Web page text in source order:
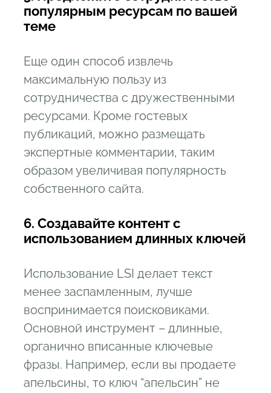
популярным ресурсам по вашей
теме
Еще один способ извлечь
максимальную пользу из
сотрудничества с дружественными
ресурсами. Кроме гостевых
публикаций, можно размещать
экспертные комментарии, таким
образом увеличивая популярность
собственного сайта.
6. Создавайте контент с
использованием длинных ключей
Использование LSI делает текст
менее заспамленным, лучше
воспринимается поисковиками.
Основной инструмент – длинные,
органично вписанные ключевые
фразы. Например, если вы продаете
апельсины, то ключ “апельсин” не